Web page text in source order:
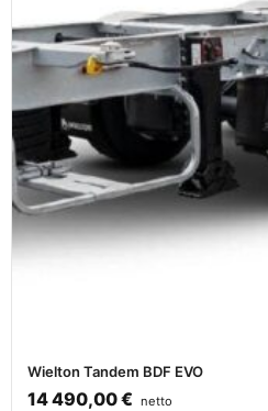
Wielton Tandem BDF EVO
14 490,00€ netto